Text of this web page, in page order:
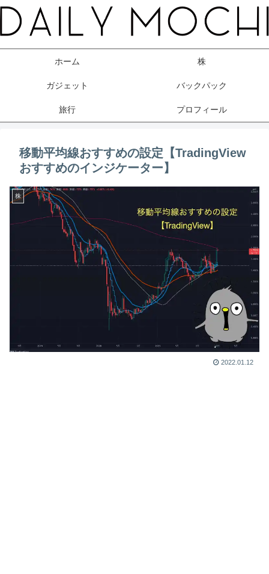
ホーム 株
ガジェット バックパック
旅行 プロフィール
移動平均線おすすめの設定【TradingView
おすすめのインジケーター】
株
2022.01.12